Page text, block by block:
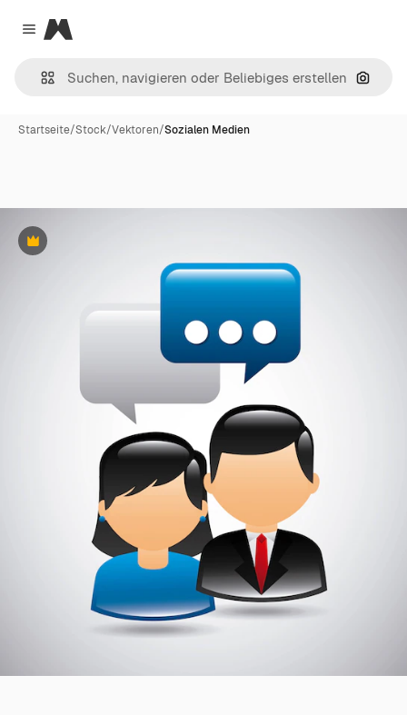
Close menu
Magnific
Nach
Startseite/Stock/Vektoren/Sozialen Medien
Premium